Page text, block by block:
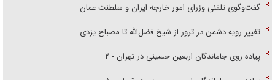
گفت‌وگوی تلفنی وزرای امور خارجه ایران و سلطنت عمان
تغییر رویه دشمن در ترور از شیخ فضل‌الله تا مصباح یزدی
پیاده روی جاماندگان اربعین حسینی در تهران - ۲